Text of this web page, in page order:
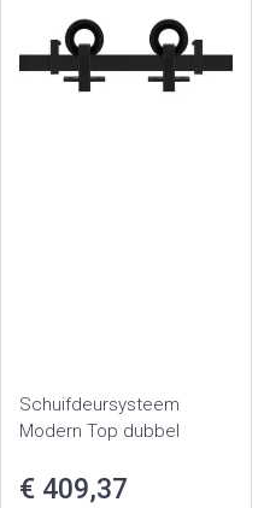
Schuifdeursysteem
Modern Top dubbel
€ 409,37